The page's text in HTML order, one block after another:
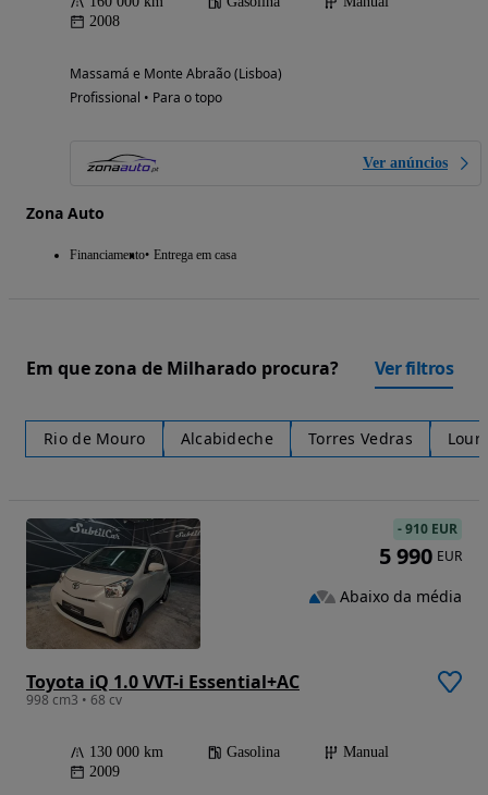
2008
Massamá e Monte Abraão (Lisboa)
Profissional • Para o topo
Ver anúncios
Zona Auto
Financiamento Entrega em casa
Em que zona de Milharado procura? Ver filtros
Rio de Mouro Alcabideche Torres Vedras
Toyota iQ 1.0 VVT-i Essential+AC
998 cm3 • 68 cv
130 000 km Gasolina
Manual
2009
-910 EUR
5 990 EUR
Abaixo da média